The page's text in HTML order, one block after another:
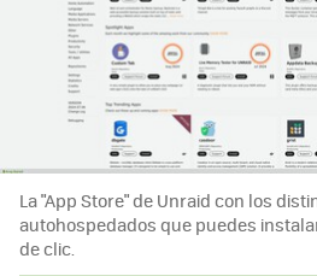
La "App Store" de Unraid con los
autohospedados que puedes
de clic.